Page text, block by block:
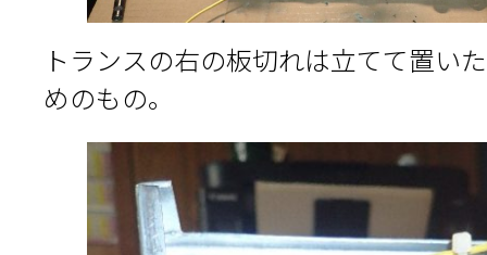
トランスの右の板切れは立てて置い
めのもの。